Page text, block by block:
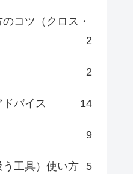
コツ（クロス・
2
2
バイス 14
9
工具）使い方 5